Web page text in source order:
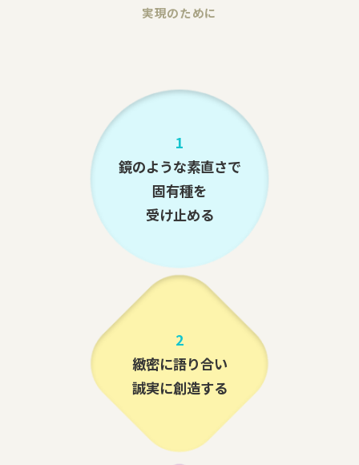
実現のために
1
鏡のような素直さで
固有種を
受け止める
2
緻密に語り合い
誠実に創造する